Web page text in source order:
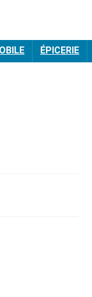
ÉPICERIE